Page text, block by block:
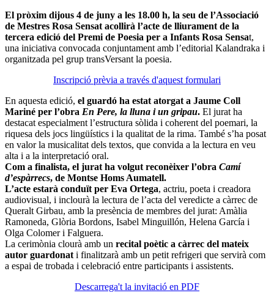
El pròxim dijous 4 de juny a les 18.00 h, la seu de l’Associació
de Mestres Rosa Sensat acollirà l’acte de lliurament de la
tercera edició del Premi de Poesia per a Infants Rosa Sensat,
una iniciativa convocada conjuntament amb l’editorial Kalandraka i
organitzada pel grup transVersant la poesia.
Inscripció prèvia a través d'aquest formulari
En aquesta edició, el guardó ha estat atorgat a Jaume Coll
Mariné per l’obra En Pere, la lluna i un gripau. El jurat ha
destacat especialment l’estructura sòlida i coherent del poemari, la
riquesa dels jocs lingüístics i la qualitat de la rima. També s’ha posat
en valor la musicalitat dels textos, que convida a la lectura en veu
alta i a la interpretació oral.
Com a finalista, el jurat ha volgut reconèixer l’obra Camí
d’espàrrecs, de Montse Homs Aumatell.
L’acte estarà conduït per Eva Ortega, actriu, poeta i creadora
audiovisual, i inclourà la lectura de l’acta del veredicte a càrrec de
Queralt Girbau, amb la presència de membres del jurat: Amàlia
Ramoneda, Glòria Bordons, Isabel Minguillón, Helena García i
Olga Colomer i Falguera.
La cerimònia clourà amb un recital poètic a càrrec del mateix
autor guardonat i finalitzarà amb un petit refrigeri que servirà com
a espai de trobada i celebració entre participants i assistents.
Descarrega't la invitació en PDF